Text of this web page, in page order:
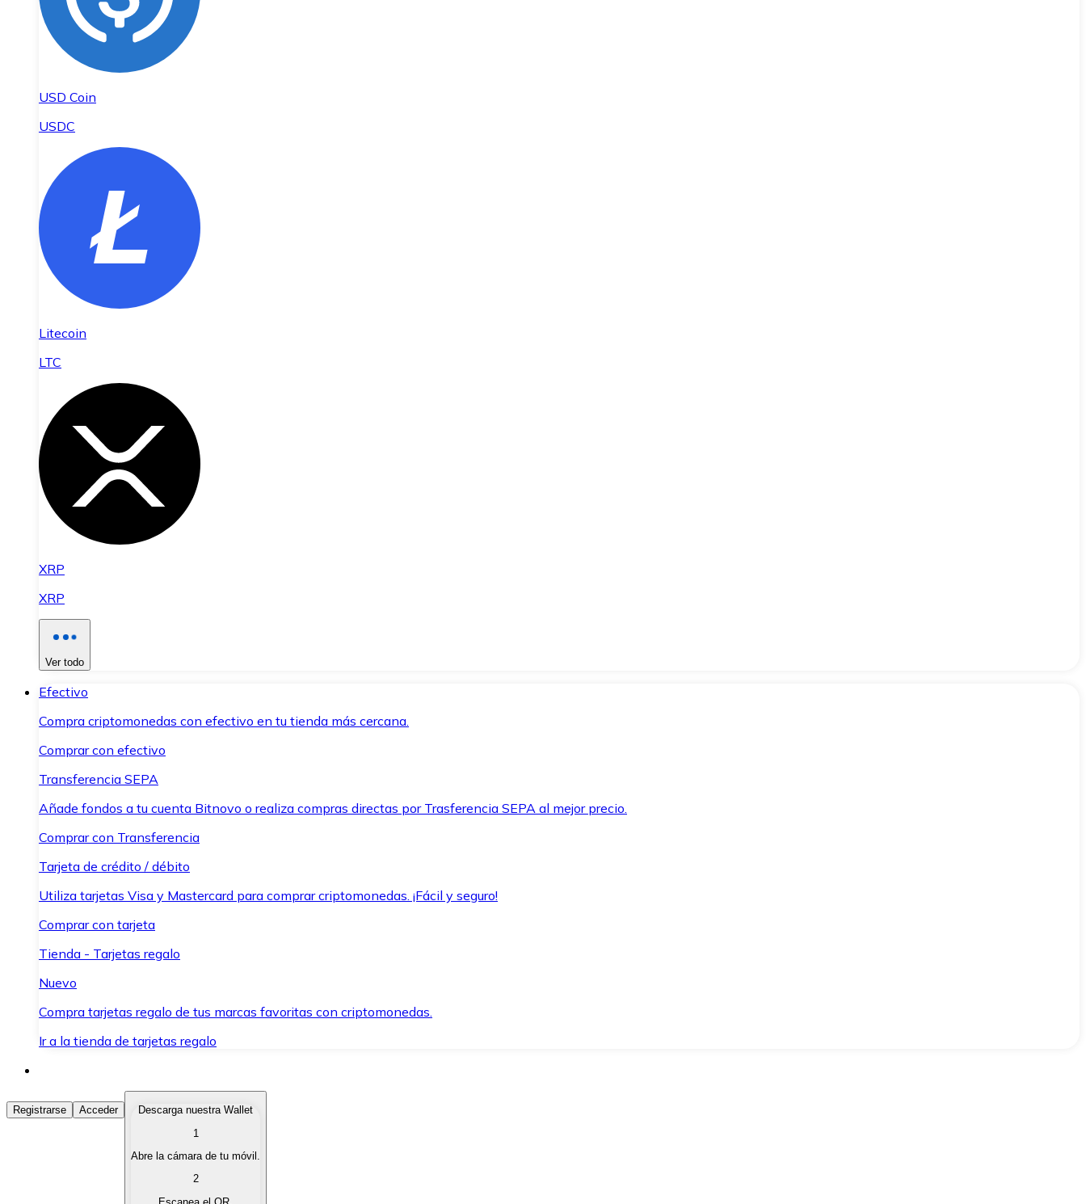
USD Coin
USDC
Litecoin
LTC
XRP
XRP
Ver todo
Efectivo
Compra criptomonedas con efectivo en tu tienda más cercana.
Comprar con efectivo
Transferencia SEPA
Añade fondos a tu cuenta Bitnovo o realiza compras directas por Trasferencia SEPA al mejor precio.
Comprar con Transferencia
Tarjeta de crédito / débito
Utiliza tarjetas Visa y Mastercard para comprar criptomonedas. ¡Fácil y seguro!
Comprar con tarjeta
Tienda - Tarjetas regalo
Nuevo
Compra tarjetas regalo de tus marcas favoritas con criptomonedas.
Ir a la tienda de tarjetas regalo
Comprar Criptomonedas
Compra criptomonedas con diferentes métodos de pago.
Vende tus criptomonedas de forma rápida y segura.
Registrarse Acceder
Descarga nuestra Wallet
1
Abre la cámara de tu móvil.
2